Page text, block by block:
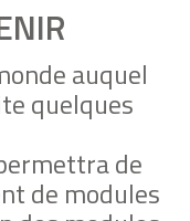
auquel
quelques
de
de modules